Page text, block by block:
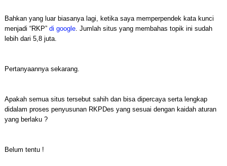
Bahkan yang luar biasanya lagi, ketika saya memperpendek kata kunci
menjadi “RKP” di google. Jumlah situs yang membahas topik ini sudah
lebih dari 5,8 juta.
Pertanyaannya sekarang.
Apakah semua situs tersebut sahih dan bisa dipercaya serta lengkap
didalam proses penyusunan RKPDes yang sesuai dengan kaidah aturan
yang berlaku ?
Belum tentu !